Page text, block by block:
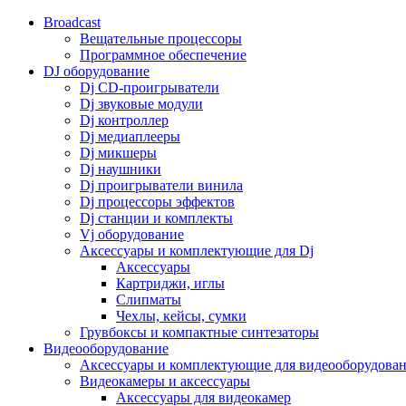
Broadcast
Вещательные процессоры
Программное обеспечение
DJ оборудование
Dj CD-проигрыватели
Dj звуковые модули
Dj контроллер
Dj медиаплееры
Dj микшеры
Dj наушники
Dj проигрыватели винила
Dj процессоры эффектов
Dj станции и комплекты
Vj оборудование
Аксессуары и комплектующие для Dj
Аксессуары
Картриджи, иглы
Слипматы
Чехлы, кейсы, сумки
Грувбоксы и компактные синтезаторы
Видеооборудование
Аксессуары и комплектующие для
Видеокамеры и аксессуары
Аксессуары для видеокамер